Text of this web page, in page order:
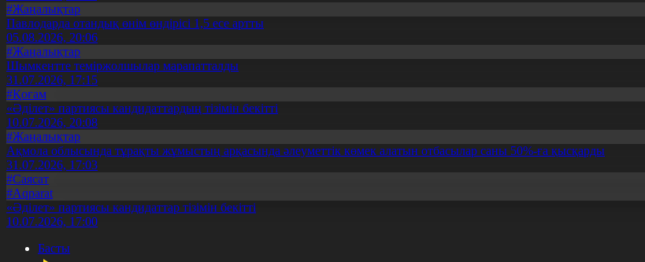
#Жаңалықтар
Павлодарда отандық өнім өндірісі 1,5 есе артты
05.08.2026, 20:06
#Жаңалықтар
Шымкентте теміржолшылар марапатталды
31.07.2026, 17:15
#Қоғам
«Әділет» партиясы кандидаттардың тізімін бекітті
10.07.2026, 20:08
#Жаңалықтар
Ақмола облысында тұрақты жұмыстың арқасында әлеуметтік көмек алатын отбасылар саны 50%-ға қысқарды
31.07.2026, 17:03
#Саясат
#Aqparat
«Әділет» партиясы кандидаттар тізімін бекітті
10.07.2026, 17:00
Басты